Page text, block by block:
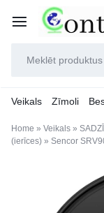
Veikals Zīmoli
Home » Veikals »
(ierīces) » Sencor